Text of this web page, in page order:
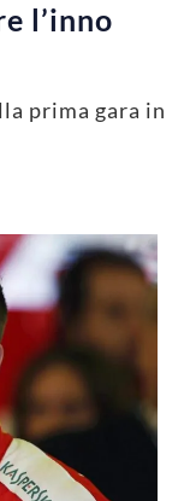
l’inno
prima gara in